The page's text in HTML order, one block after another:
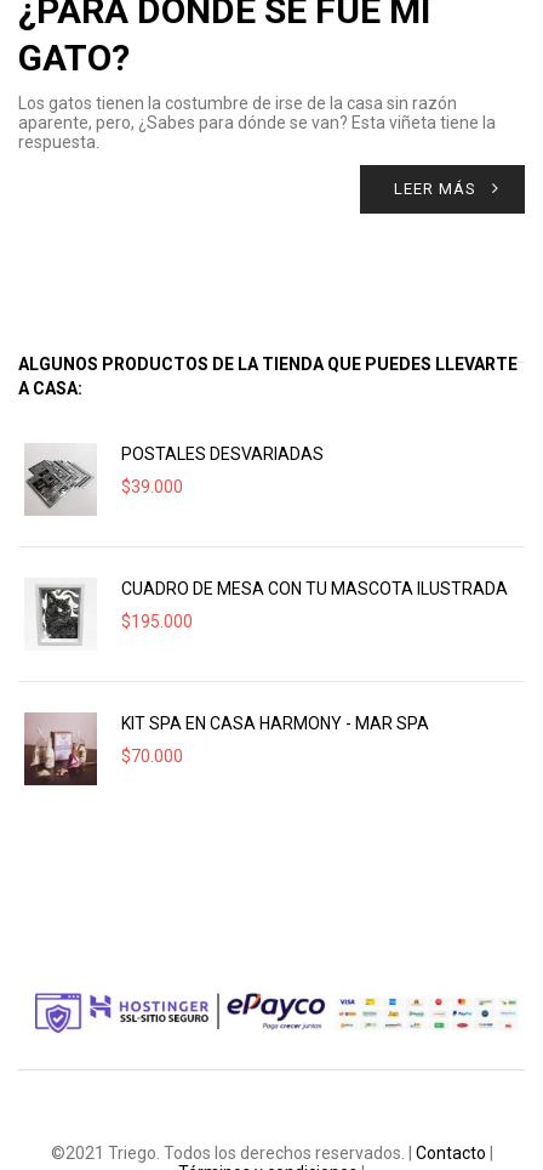
¿PARA DÓNDE SE FUE MI
GATO?
Los gatos tienen la costumbre de irse de la casa sin razón
aparente, pero, ¿Sabes para dónde se van? Esta viñeta tiene la
respuesta.
LEER MÁS
ALGUNOS PRODUCTOS DE LA TIENDA QUE PUEDES LLEVARTE
A CASA:
POSTALES DESVARIADAS
$39.000
CUADRO DE MESA CON TU MASCOTA ILUSTRADA
$195.000
KIT SPA EN CASA HARMONY - MAR SPA
$70.000
©2021 Triego. Todos los derechos reservados. | Contacto